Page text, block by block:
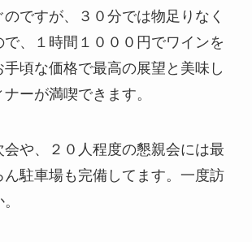
ですが、３０分では物足りなく
、１時間１０００円でワインを
頃な価格で最高の展望と美味し
ーが満喫できます。
や、２０人程度の懇親会には最
駐車場も完備してます。一度訪